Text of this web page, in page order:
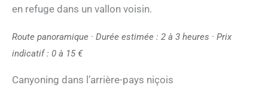
en refuge dans un vallon voisin.
Route panoramique · Durée estimée : 2 à 3 heures · Prix
indicatif : 0 à 15 €
Canyoning dans l’arrière-pays niçois